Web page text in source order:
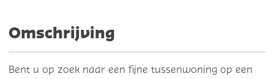
Omschrijving
Bent u op zoek naar een fijne tussenwoning op een